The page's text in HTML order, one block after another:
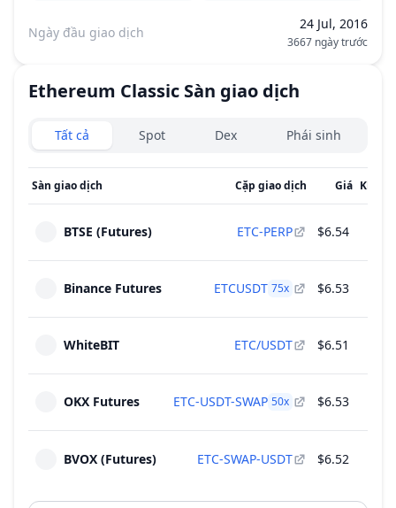
Ngày đầu giao dịch
24 Jul, 2016
3667 ngày trước
Ethereum Classic Sàn giao dịch
Exchanges type
Tất cả Spot Dex Phái sinh
Sàn giao dịch Cặp giao dịch Giá Khối
BTSE (Futures) ETC-PERP $6.54
Binance Futures ETCUSDT 75x $6.53
WhiteBIT ETC/USDT $6.51
OKX Futures ETC-USDT-SWAP 50x $6.53
BVOX (Futures) ETC-SWAP-USDT $6.52